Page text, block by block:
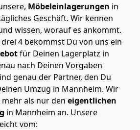
Möbeleinlagerungen in
Geschäft. Wir kennen
wissen, worauf es ankommt.
4 bekommst Du von uns ein
für Deinen Lagerplatz in
nach Deinen Vorgaben
genau der Partner, den Du
Umzug in Mannheim. Wir
als nur den eigentlichen
in Mannheim an. Unsere
vom: